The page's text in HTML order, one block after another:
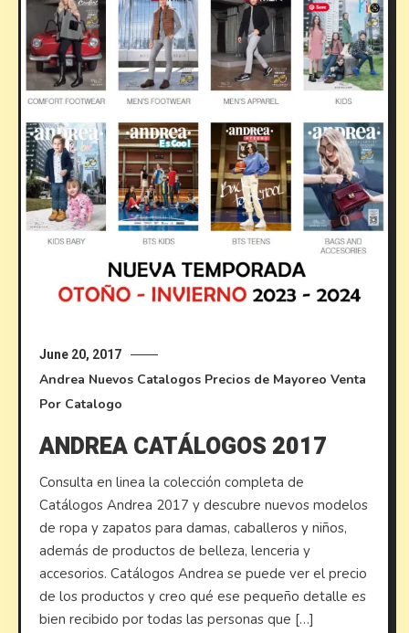
June 20, 2017
Andrea Nuevos Catalogos Precios de Mayoreo Venta
Por Catalogo
ANDREA CATÁLOGOS 2017
Consulta en linea la colección completa de
Catálogos Andrea 2017 y descubre nuevos modelos
de ropa y zapatos para damas, caballeros y niños,
además de productos de belleza, lenceria y
accesorios. Catálogos Andrea se puede ver el precio
de los productos y creo qué ese pequeño detalle es
bien recibido por todas las personas que […]